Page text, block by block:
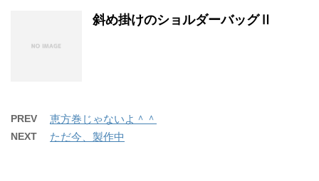
斜め掛けのショルダーバッグⅡ
PREV 恵方巻じゃないよ＾＾
NEXT ただ今、製作中